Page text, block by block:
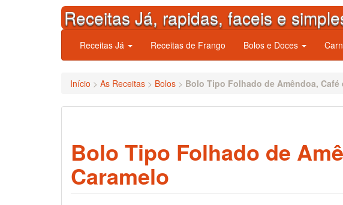
Receitas Já, rapidas, faceis e
Receitas Já Receitas de Frango Bolos e Doces
Início > As Receitas > Bolos > Bolo Tipo Folhado de Amêndoa, Café
Bolo Tipo Folhado de
Caramelo